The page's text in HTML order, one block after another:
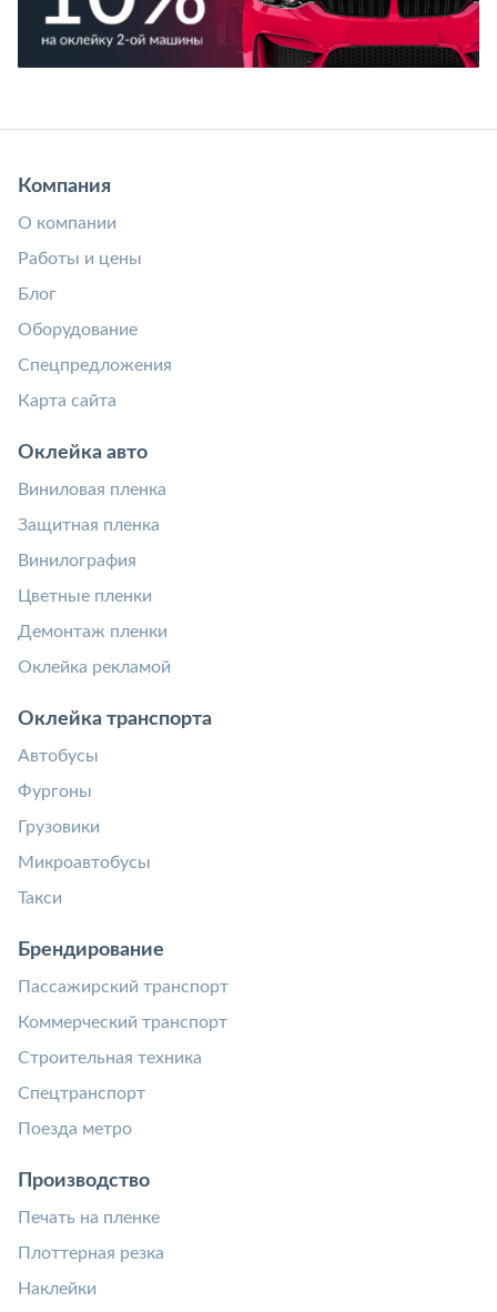
Компания
О компании
Работы и цены
Блог
Оборудование
Спецпредложения
Карта сайта
Оклейка авто
Виниловая пленка
Защитная пленка
Винилография
Цветные пленки
Демонтаж пленки
Оклейка рекламой
Оклейка транспорта
Автобусы
Фургоны
Грузовики
Микроавтобусы
Такси
Брендирование
Пассажирский транспорт
Коммерческий транспорт
Строительная техника
Спецтранспорт
Поезда метро
Производство
Печать на пленке
Плоттерная резка
Наклейки